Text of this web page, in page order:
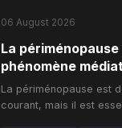
06 August 2026
La
phénomène
La périménopause est
courant, mais il est